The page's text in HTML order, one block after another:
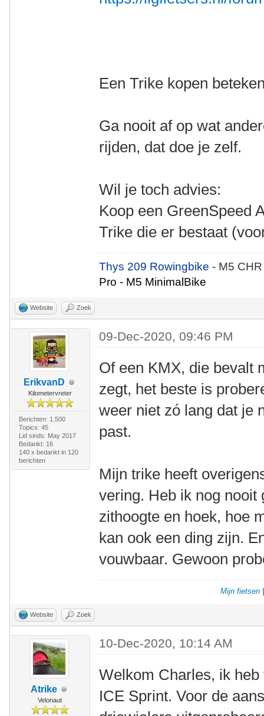
Een Trike kopen
Ga nooit af op wat
rijden, dat doe je zelf.
Wil je toch advies:
Koop een GreenSpeed
Trike die er bestaat
Thys 209 Rowingbike- M5
Pro - M5 MinimalBike
Website Zoek
ErikvanD
Kilometervreter
Berichten: 1.500
Topics: 45
Lid sinds: May 2017
Bedankt: 16
140 x bedankt in 120
berichten
09-Dec-2020, 09:46 PM
Of een KMX, die bevalt
zegt, het beste is
weer niet zó lang dat je
past.
Mijn trike heeft
vering. Heb ik nog
zithoogte en hoek, hoe
kan ook een ding zijn.
vouwbaar. Gewoon
Mijn fietsen
Website Zoek
Atrike
Velonaut
10-Dec-2020, 10:14 AM
Welkom Charles, ik
ICE Sprint. Voor de